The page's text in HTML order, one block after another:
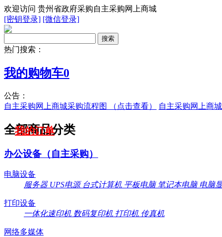
欢迎访问 贵州省政府采购自主采购网上商城
[密钥登录] [微信登录]
热门搜索：
我的购物车0
公告：
自主采购网上商城采购流程图 （点击查看）
自主采购网上商
全部商品分类
办公设备（自主采购）
电脑设备
服务器 UPS电源 台式计算机 平板电脑笔记本电脑电脑
打印设备
一体化速印机 数码复印机 打印机 传真机
网络多媒体
我的订单